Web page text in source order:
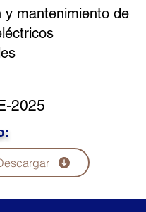
y mantenimiento de
2025